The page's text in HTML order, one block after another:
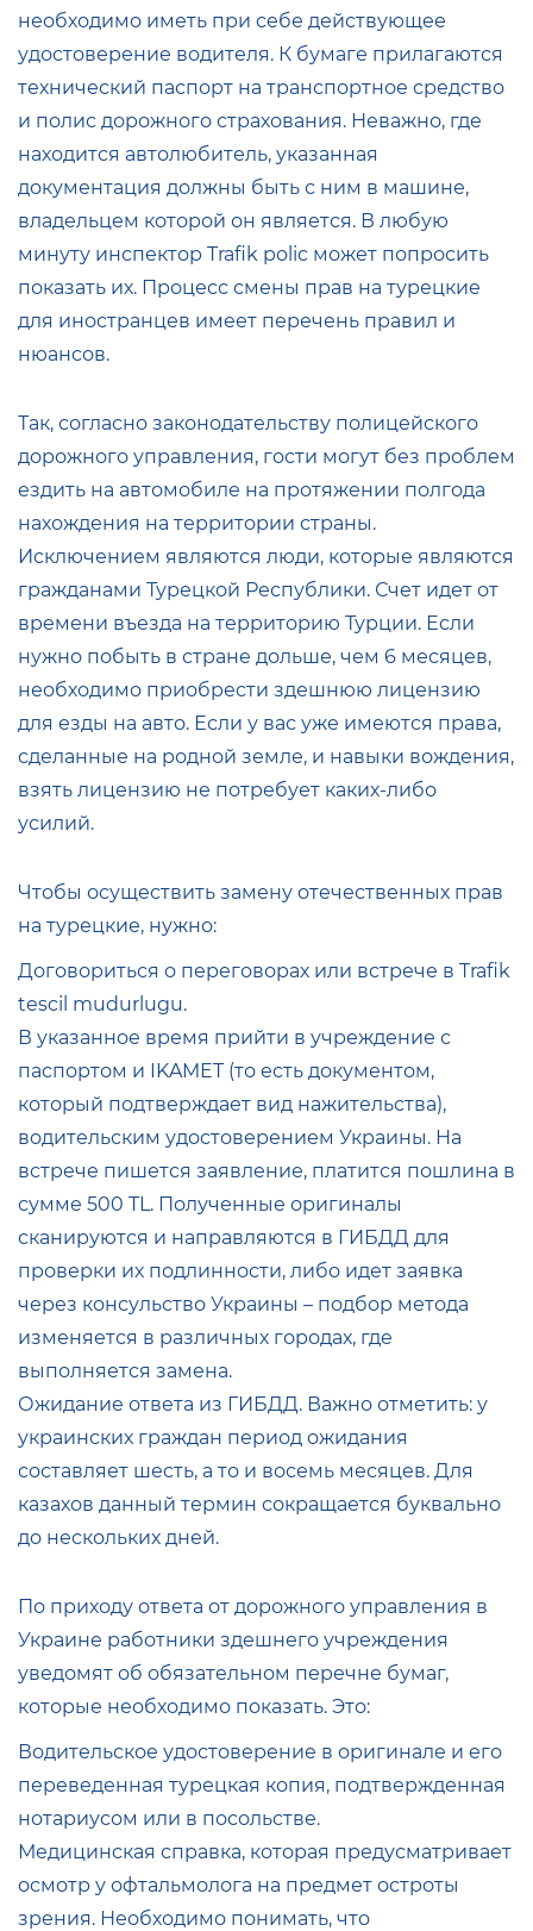
необходимо иметь при себе действующее
удостоверение водителя. К бумаге прилагаются
технический паспорт на транспортное средство
и полис дорожного страхования. Неважно, где
находится автолюбитель, указанная
документация должны быть с ним в машине,
владельцем которой он является. В любую
минуту инспектор Trafik polic может попросить
показать их. Процесс смены прав на турецкие
для иностранцев имеет перечень правил и
нюансов.
Так, согласно законодательству полицейского
дорожного управления, гости могут без проблем
ездить на автомобиле на протяжении полгода
нахождения на территории страны.
Исключением являются люди, которые являются
гражданами Турецкой Республики. Счет идет от
времени въезда на территорию Турции. Если
нужно побыть в стране дольше, чем 6 месяцев,
необходимо приобрести здешнюю лицензию
для езды на авто. Если у вас уже имеются права,
сделанные на родной земле, и навыки вождения,
взять лицензию не потребует каких-либо
усилий.
Чтобы осуществить замену отечественных прав
на турецкие, нужно:
Договориться о переговорах или встрече в Trafik
tescil mudurlugu.
В указанное время прийти в учреждение с
паспортом и IKAMET (то есть документом,
который подтверждает вид нажительства),
водительским удостоверением Украины. На
встрече пишется заявление, платится пошлина в
сумме 500 TL. Полученные оригиналы
сканируются и направляются в ГИБДД для
проверки их подлинности, либо идет заявка
через консульство Украины – подбор метода
изменяется в различных городах, где
выполняется замена.
Ожидание ответа из ГИБДД. Важно отметить: у
украинских граждан период ожидания
составляет шесть, а то и восемь месяцев. Для
казахов данный термин сокращается буквально
до нескольких дней.
По приходу ответа от дорожного управления в
Украине работники здешнего учреждения
уведомят об обязательном перечне бумаг,
которые необходимо показать. Это:
Водительское удостоверение в оригинале и его
переведенная турецкая копия, подтвержденная
нотариусом или в посольстве.
Медицинская справка, которая предусматривает
осмотр у офтальмолога на предмет остроты
зрения. Необходимо понимать, что